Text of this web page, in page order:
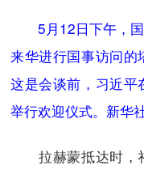
5月12日下午，国
来华进行国事访问的
这是会谈前，习近
举行欢迎仪式。新华
拉赫蒙抵达时，